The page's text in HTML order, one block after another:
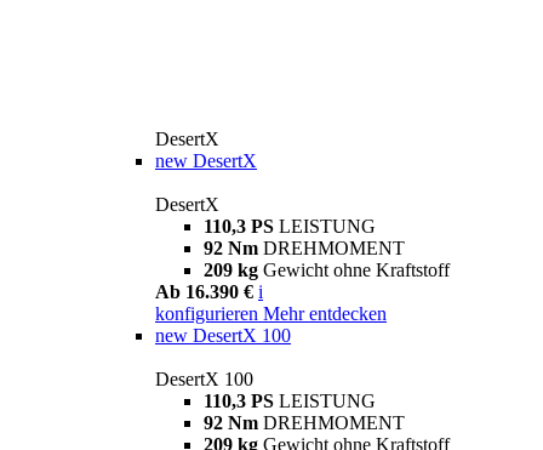
DesertX
new DesertX
DesertX
110,3 PS LEISTUNG
92 Nm DREHMOMENT
209 kg Gewicht ohne Kraftstoff
Ab 16.390 € i
konfigurieren Mehr entdecken
new DesertX 100
DesertX 100
110,3 PS LEISTUNG
92 Nm DREHMOMENT
209 kg Gewicht ohne Kraftstoff